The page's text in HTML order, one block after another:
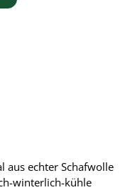
aus echter Schafwolle
winterlich-kühle